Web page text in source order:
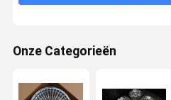
Kwaliteitsco
Contacteer
Onze Categorieën